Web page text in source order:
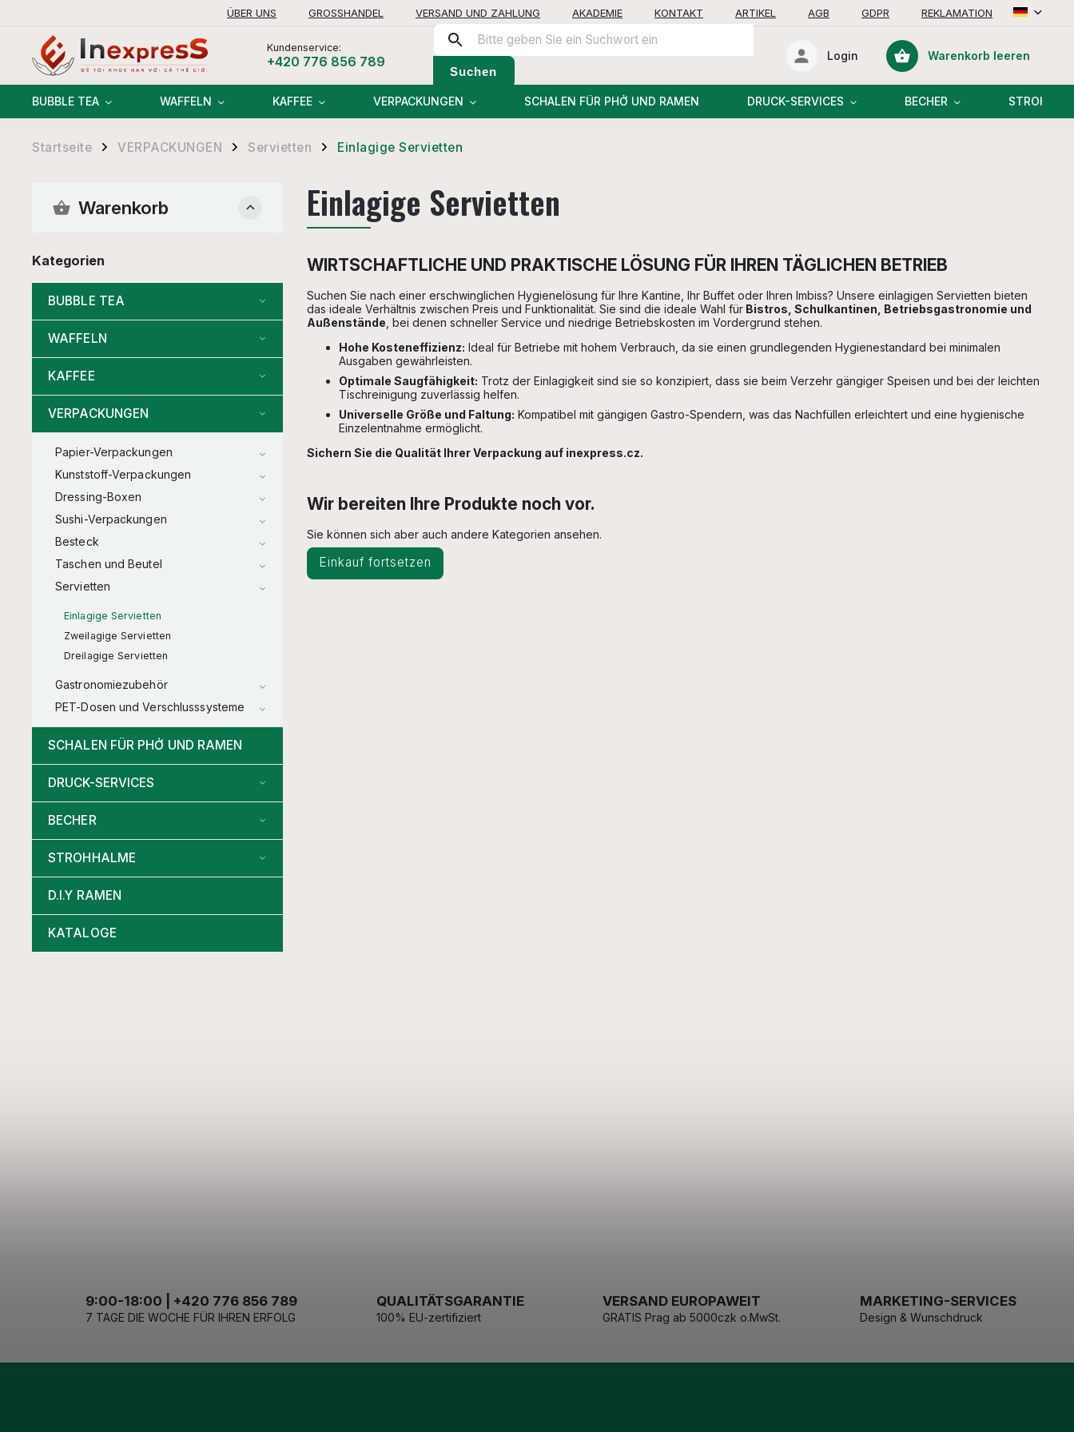
ÜBER UNS GROSSHANDEL VERSAND UND ZAHLUNG AKADEMIE KONTAKT ARTIKEL AGB GDPR REKLAMATION
Kundenservice:
+420 776 856 789
Suchen
Warenkorb
Warenkorb leeren
Login
BUBBLE TEA WAFFELN KAFFEE VERPACKUNGEN SCHALEN FÜR PHỞ UND RAMEN DRUCK-SERVICES BECHER
Startseite / VERPACKUNGEN / Servietten / Einlagige Servietten
Warenkorb
Kategorien
BUBBLE TEA
WAFFELN
KAFFEE
VERPACKUNGEN
Papier-Verpackungen
Kunststoff-Verpackungen
Dressing-Boxen
Sushi-Verpackungen
Besteck
Taschen und Beutel
Servietten
Einlagige Servietten
Zweilagige Servietten
Dreilagige Servietten
Gastronomiezubehör
PET-Dosen und Verschlusssysteme
SCHALEN FÜR PHỞ UND RAMEN
DRUCK-SERVICES
BECHER
STROHHALME
D.I.Y RAMEN
KATALOGE
Einlagige Servietten
WIRTSCHAFTLICHE UND PRAKTISCHE LÖSUNG FÜR IHREN TÄGLICHEN BETRIEB
Suchen Sie nach einer erschwinglichen Hygienelösung für Ihre Kantine, Ihr Buffet oder Ihren Imbiss? Unsere einlagigen Servietten bieten
das ideale Verhältnis zwischen Preis und Funktionalität. Sie sind die ideale Wahl für Bistros, Schulkantinen, Betriebsgastronomie und
Außenstände, bei denen schneller Service und niedrige Betriebskosten im Vordergrund stehen.
Hohe Kosteneffizienz: Ideal für Betriebe mit hohem Verbrauch, da sie einen grundlegenden Hygienestandard bei minimalen
Ausgaben gewährleisten.
Optimale Saugfähigkeit: Trotz der Einlagigkeit sind sie so konzipiert, dass sie beim Verzehr gängiger Speisen und bei der leichten
Tischreinigung zuverlässig helfen.
Universelle Größe und Faltung: Kompatibel mit gängigen Gastro-Spendern, was das Nachfüllen erleichtert und eine hygienische
Einzelentnahme ermöglicht.
Sichern Sie die Qualität Ihrer Verpackung auf inexpress.cz.
Wir bereiten Ihre Produkte noch vor.
Sie können sich aber auch andere Kategorien ansehen.
Einkauf fortsetzen
9:00-18:00 | +420 776 856 789
7 TAGE DIE WOCHE FÜR IHREN ERFOLG
QUALITÄTSGARANTIE
100% EU-zertifiziert
VERSAND EUROPAWEIT
GRATIS Prag ab 5000czk o.MwSt.
MARKETING-SERVICES
Design & Wunschdruck